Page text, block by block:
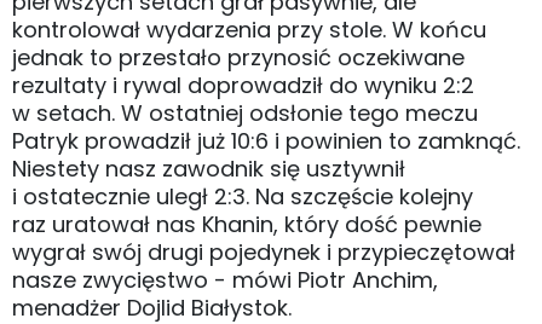
kontrolował wydarzenia przy stole. W końcu
jednak to przestało przynosić oczekiwane
rezultaty i rywal doprowadził do wyniku 2:2
w setach. W ostatniej odsłonie tego meczu
Patryk prowadził już 10:6 i powinien to zamknąć.
Niestety nasz zawodnik się usztywnił
i ostatecznie uległ 2:3. Na szczęście kolejny
raz uratował nas Khanin, który dość pewnie
wygrał swój drugi pojedynek i przypieczętował
nasze zwycięstwo - mówi Piotr Anchim,
menadżer Dojlid Białystok.